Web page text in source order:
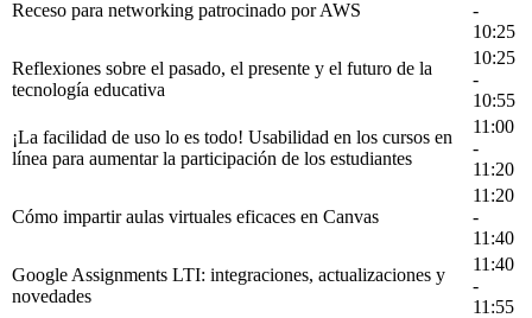
Receso para networking patrocinado por AWS
-
10:25
Reflexiones sobre el pasado, el presente y el futuro de la
tecnología educativa
10:25
-
10:55
¡La facilidad de uso lo es todo! Usabilidad en los cursos en
línea para aumentar la participación de los estudiantes
11:00
-
11:20
Cómo impartir aulas virtuales eficaces en Canvas
11:20
-
11:40
Google Assignments LTI: integraciones, actualizaciones y
novedades
11:40
-
11:55